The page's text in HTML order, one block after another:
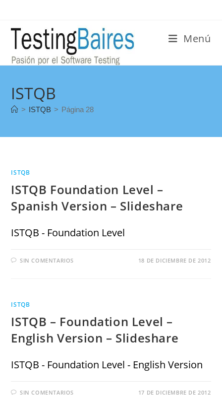
Menú
ISTQB
> ISTQB > Página 28
ISTQB
ISTQB Foundation Level –
Spanish Version – Slideshare
ISTQB - Foundation Level
SIN COMENTARIOS 18 DE DICIEMBRE DE 2012
ISTQB
ISTQB – Foundation Level –
English Version – Slideshare
ISTQB - Foundation Level - English Version
SIN COMENTARIOS 17 DE DICIEMBRE DE 2012